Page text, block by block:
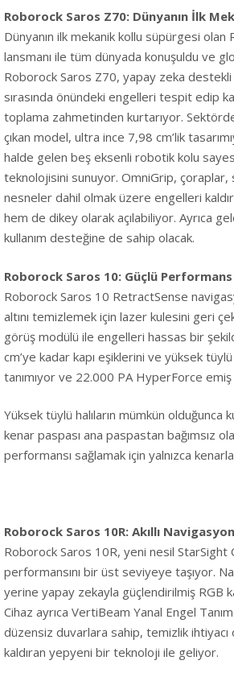
Roborock Saros Z70: Dünyanın İlk
Dünyanın ilk mekanik kollu süpürgesi
lansmanı ile tüm dünyada konuşuldu ve
Roborock Saros Z70, yapay zeka
sırasında önündeki engelleri tespit edip
toplama zahmetinden kurtarıyor.
çıkan model, ultra ince 7,98 cm’lik
halde gelen beş eksenli robotik kolu
teknolojisini sunuyor. OmniGrip,
nesneler dahil olmak üzere engelleri
hem de dikey olarak açılabiliyor. Ayrıca
kullanım desteğine de sahip olacak.
Roborock Saros 10: Güçlü
Roborock Saros 10 RetractSense
altını temizlemek için lazer kulesini geri
görüş modülü ile engelleri hassas bir
cm’ye kadar kapı eşiklerini ve yüksek
tanımıyor ve 22.000 PA HyperForce
Yüksek tüylü halıların mümkün olduğunca
kenar paspası ana paspastan bağımsız
performansı sağlamak için yalnızca
Roborock Saros 10R: Akıllı
Roborock Saros 10R, yeni nesil
performansını bir üst seviyeye taşıyor.
yerine yapay zekayla güçlendirilmiş RGB
Cihaz ayrıca VertiBeam Yanal Engel
düzensiz duvarlara sahip, temizlik
kaldıran yepyeni bir teknoloji ile geliyor.